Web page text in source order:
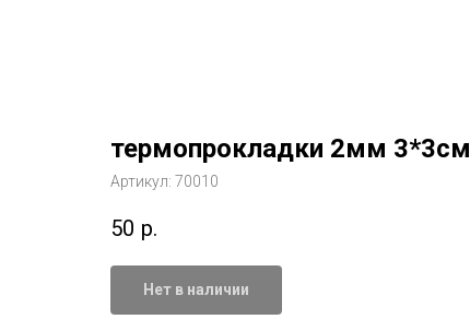
термопрокладки 2мм 3*3см
Артикул: 70010
50 р.
Нет в наличии